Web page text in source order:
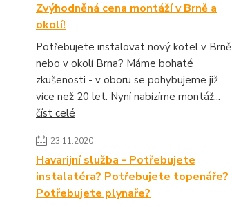
Zvýhodněná cena montáží v Brně a
okolí!
Potřebujete instalovat nový kotel v Brně
nebo v okolí Brna? Máme bohaté
zkušenosti - v oboru se pohybujeme již
více než 20 let. Nyní nabízíme montáž...
číst celé
23.11.2020
Havarijní služba - Potřebujete
instalatéra? Potřebujete topenáře?
Potřebujete plynaře?